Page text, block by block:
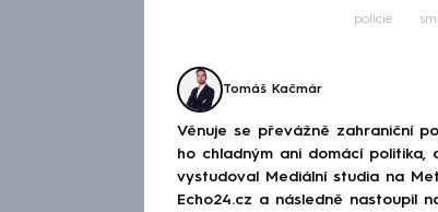
policie
Tomáš Kačmár
Věnuje se převážně zahraniční
ho chladným ani domácí politika,
vystudoval Mediální studia na
Echo24.cz a následně nastoupil